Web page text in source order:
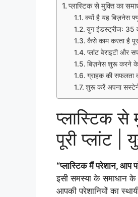
प्लास्टिक से मुक्ति का
क्यों है यह बिज़नेस
युग इंडस्ट्रीज: 35
कैसे काम करता है
प्लांट वेराइटी और
बिज़नेस शुरू करने के
ग्राहक की सफलता
शुरू करें अपना
प्लास्टिक से
पूरी प्लांट |
“प्लास्टिक मैं परेशान, आप
इसी समस्या के समाधान
आपकी परेशानियों का